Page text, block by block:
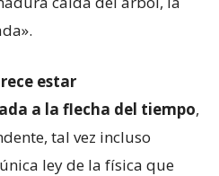
estar
a la flecha del tiempo,
tal vez incluso
ley de la física que